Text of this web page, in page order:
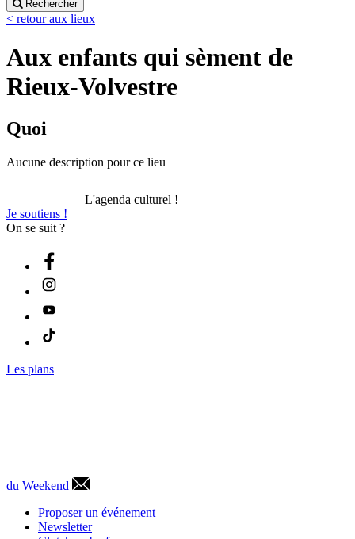
Rechercher
< retour aux lieux
Aux enfants qui sèment de
Rieux-Volvestre
Quoi
Aucune description pour ce lieu
L'agenda culturel !
Je soutiens !
On se suit ?
Les plans
du Weekend
Proposer un événement
Newsletter